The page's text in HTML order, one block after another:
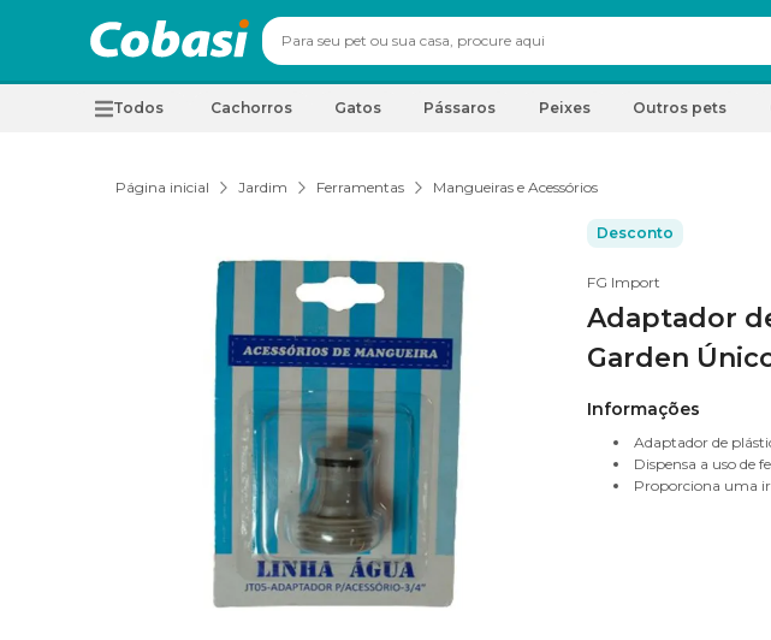
Todos Cachorros Gatos Pássaros Peixes Outros pets
Página inicial Jardim Ferramentas Mangueiras e Acessórios
Desconto
FG Import
Adaptador
Garden
Informações
Adaptador de
Dispensa a uso de
Proporciona uma